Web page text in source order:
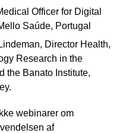
Officer for Digital
Saúde, Portugal
Director Health,
Research in the
the Banato Institute,
webinarer om
af